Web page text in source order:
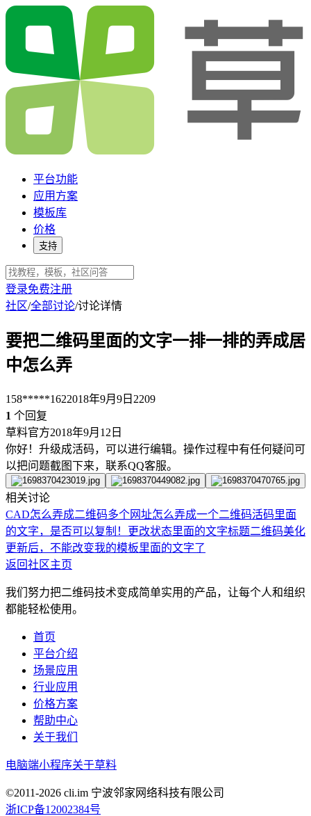
平台功能
应用方案
模板库
价格
支持
登录免费注册
社区/全部讨论/讨论详情
要把二维码里面的文字一排一排的弄成居
中怎么弄
158*****1622018年9月9日 2209
1 个回复
草料官方2018年9月12日
你好！升级成活码，可以进行编辑。操作过程中有任何疑问可
以把问题截图下来，联系QQ客服。
相关讨论
CAD怎么弄成二维码多个网址怎么弄成一个二维码活码里面
的文字，是否可以复制！
更改状态里面的文字标题二维码美化
更新后，不能改变我的模板里面的文字了
返回社区主页
我们努力把二维码技术变成简单实用的产品，让每个人和组织
都能轻松使用。
首页
平台介绍
场景应用
行业应用
价格方案
帮助中心
关于我们
电脑端小程序关于草料
©2011-2026 cli.im 宁波邻家网络科技有限公司
浙ICP备12002384号